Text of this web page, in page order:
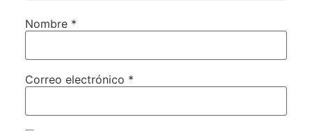
Nombre *
Correo electrónico *